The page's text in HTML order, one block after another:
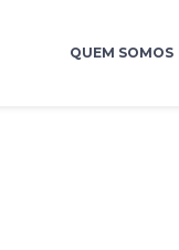
QUEM SOMOS